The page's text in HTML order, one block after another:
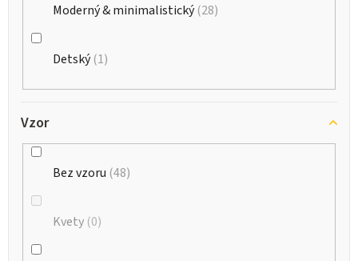
Moderný & minimalistický 28
Detský 1
Vzor
Bez vzoru 48
Kvety 0